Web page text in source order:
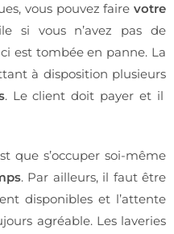
vous pouvez faire votre
si vous n’avez pas de
est tombée en panne. La
à disposition plusieurs
. Le client doit payer et il
que s’occuper soi-même
. Par ailleurs, il faut être
disponibles et l’attente
agréable. Les laveries